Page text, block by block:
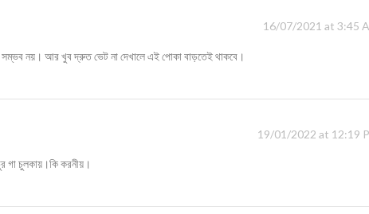
16/07/2021 at 3:45
সম্ভব নয়। আর খুব দ্রুত ভেট না দেখালে এই পোকা বাড়তেই থাকবে।
19/01/2022 at 12:19
গা চুলকায়।কি করনীয়।